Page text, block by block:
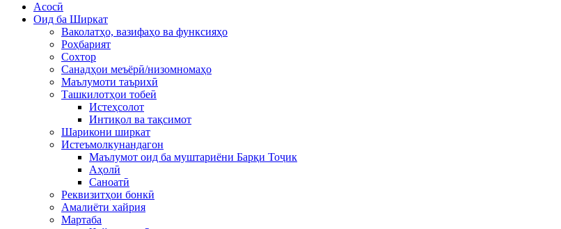
Асосӣ
Оид ба Ширкат
Ваколатҳо, вазифаҳо ва функсияҳо
Роҳбарият
Сохтор
Санадҳои меъёрӣ/низомномаҳо
Маълумоти таърихӣ
Ташкилотҳои тобеӣ
Истеҳсолот
Интиқол ва тақсимот
Шарикони ширкат
Истеъмолкунандагон
Маълумот оид ба муштариёни Барқи Тоҷик
Аҳолӣ
Саноатӣ
Реквизитҳои бонкӣ
Амалиёти хайрия
Мартаба